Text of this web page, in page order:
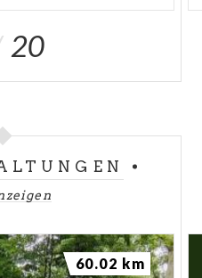
20
60.02 km